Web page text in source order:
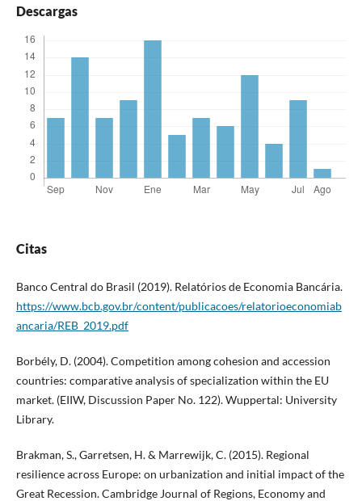
Descargas
Citas
Banco Central do Brasil (2019). Relatórios de Economia Bancária.
https://www.bcb.gov.br/content/publicacoes/relatorioeconomiab
ancaria/REB_2019.pdf
Borbély, D. (2004). Competition among cohesion and accession
countries: comparative analysis of specialization within the EU
market. (EIIW, Discussion Paper No. 122). Wuppertal: University
Library.
Brakman, S., Garretsen, H. & Marrewijk, C. (2015). Regional
resilience across Europe: on urbanization and initial impact of the
Great Recession. Cambridge Journal of Regions, Economy and